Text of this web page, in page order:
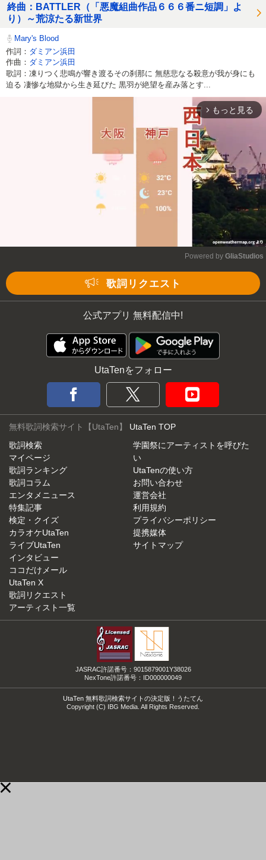
終曲：BATTLER（「悪魔組曲作品６６６番ニ短調」よ
り）～荒涼たる新世界
Mary's Blood
作詞： ダミアン浜田
作曲： ダミアン浜田
歌詞：凍りつく悲鳴が響き渡るその刹那に 無慈悲なる殺意が我が身にも
迫る 凄惨な地獄から生き延びた 黒羽が絶望を産み落とす...
arrow_forward_ios もっと見る
Powered by GliaStudios
歌詞リクエスト
公式アプリ 無料配信中!
UtaTenをフォロー
無料歌詞検索サイト【UtaTen】 UtaTen TOP
歌詞検索
マイページ
歌詞ランキング
歌詞コラム
エンタメニュース
特集記事
検定・クイズ
カラオケUtaTen
ライブUtaTen
インタビュー
ココだけメール
UtaTen X
歌詞リクエスト
アーティスト一覧
学園祭にアーティストを呼びた
い
UtaTenの使い方
お問い合わせ
運営会社
利用規約
プライバシーポリシー
提携媒体
サイトマップ
JASRAC許諾番号：9015879001Y38026
NexTone許諾番号：ID000000049
UtaTen 無料歌詞検索サイトの決定版！うたてん
Copyright (C) IBG Media. All Rights Reserved.